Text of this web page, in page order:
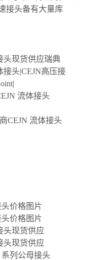
接头备有大量库
头现货供应瑞典
接头|CEJN高压接
流体接头
CEJN 流体接头
头价格图片
头价格图片
头现货供应
头现货供应
系列公母接头